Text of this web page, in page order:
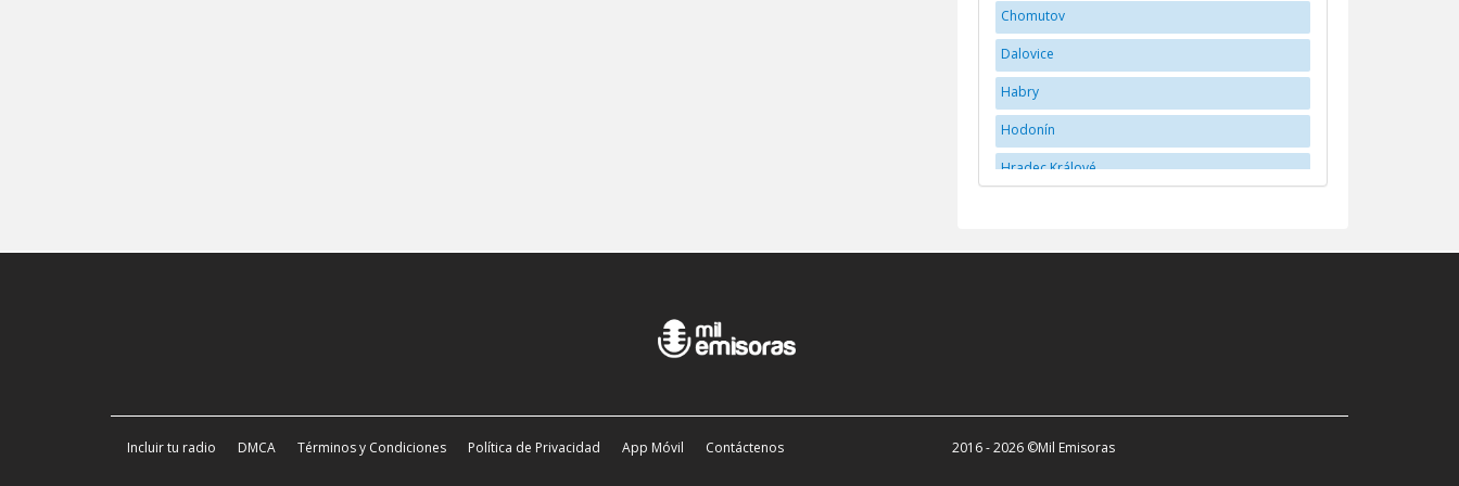
Chomutov
Dalovice
Habry
Hodonín
Hradec Králové
Incluir tu radio DMCA Términos y Condiciones Política de Privacidad App Móvil Contáctenos 2016 - 2026 ©Mil Emisoras